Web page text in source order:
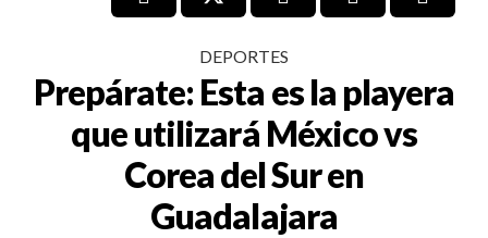
DEPORTES
Prepárate: Esta es la playera
que utilizará México vs
Corea del Sur en
Guadalajara